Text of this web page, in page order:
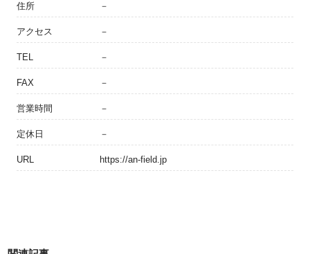
住所 －
アクセス －
TEL －
FAX －
営業時間 －
定休日 －
URL https://an-field.jp